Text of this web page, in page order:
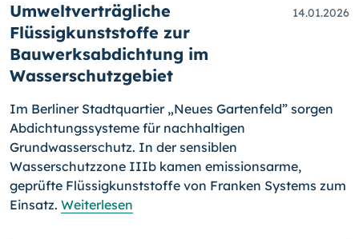
Umweltverträgliche
Flüssigkunststoffe zur
Bauwerksabdichtung im
Wasserschutzgebiet
14.01.2026
Im Berliner Stadtquartier „Neues Gartenfeld” sorgen
Abdichtungssysteme für nachhaltigen
Grundwasserschutz. In der sensiblen
Wasserschutzzone IIIb kamen emissionsarme,
geprüfte Flüssigkunststoffe von Franken Systems zum
Einsatz. Weiterlesen